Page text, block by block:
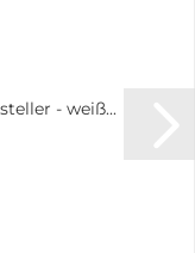
- weiß...